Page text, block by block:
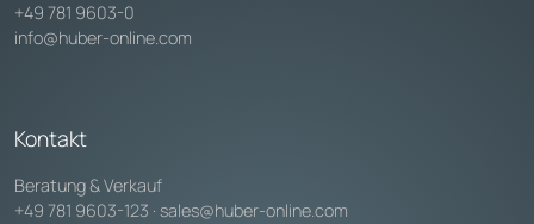
+49 781 9603-0
info@huber-online.com
Kontakt
Beratung & Verkauf
+49 781 9603-123 · sales@huber-online.com